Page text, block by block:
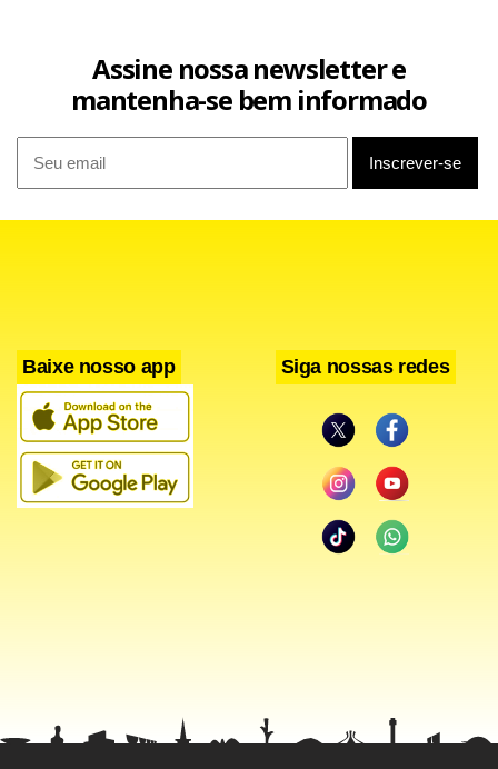
Assine nossa newsletter e
mantenha-se bem informado
Baixe nosso app Siga nossas redes